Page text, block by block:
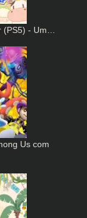
(PS5) - Um…
Us com